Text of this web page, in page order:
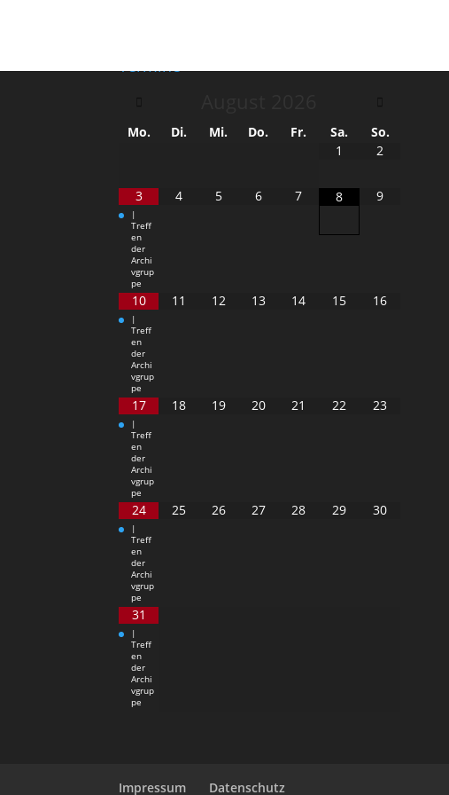
Mo. Di. Mi. Do. Fr. Sa.
So.
1
2
3
|
Treff
en
der
Archi
vgrup
pe
4 5 6 7 8 9
10
|
Treff
en
der
Archi
vgrup
pe
11 12 13 14 15 16
17
|
Treff
en
der
Archi
vgrup
pe
18 19 20 21 22 23
24
|
Treff
en
der
Archi
vgrup
pe
25 26 27 28 29 30
31
|
Treff
en
der
Archi
vgrup
pe
Impressum Datenschutz